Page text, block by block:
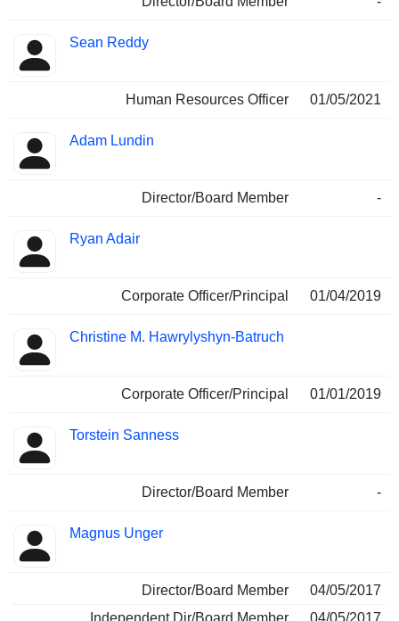
Sean Reddy
Human Resources Officer 01/05/2021
Adam Lundin
Director/Board Member -
Ryan Adair
Corporate Officer/Principal 01/04/2019
Christine M. Hawrylyshyn-Batruch
Corporate Officer/Principal 01/01/2019
Torstein Sanness
Director/Board Member -
Magnus Unger
Director/Board Member
04/05/2017